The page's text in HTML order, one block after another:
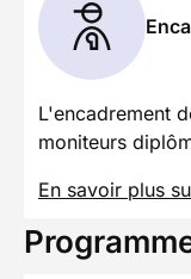
L'encadrement
moniteurs
En savoir plus